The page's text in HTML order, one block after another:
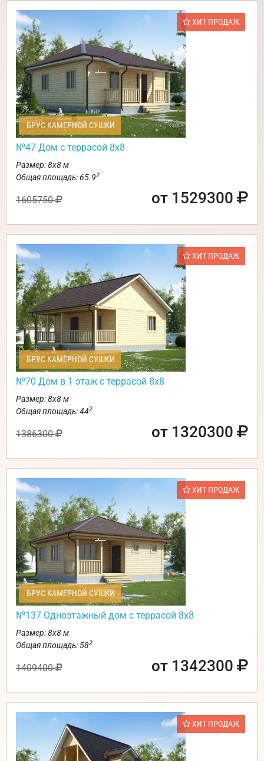
ХИТ ПРОДАЖ
БРУС КАМЕРНОЙ СУШКИ
№47 Дом с террасой 8х8
Размер: 8х8 м
Общая площадь: 65.92
1605750 от 1529300
ХИТ ПРОДАЖ
БРУС КАМЕРНОЙ СУШКИ
№70 Дом в 1 этаж с террасой 8х8
Размер: 8х8 м
Общая площадь: 442
1386300 от 1320300
ХИТ ПРОДАЖ
БРУС КАМЕРНОЙ СУШКИ
№137 Одноэтажный дом с террасой 8х8
Размер: 8х8 м
Общая площадь: 582
1409400 от 1342300
ХИТ ПРОДАЖ